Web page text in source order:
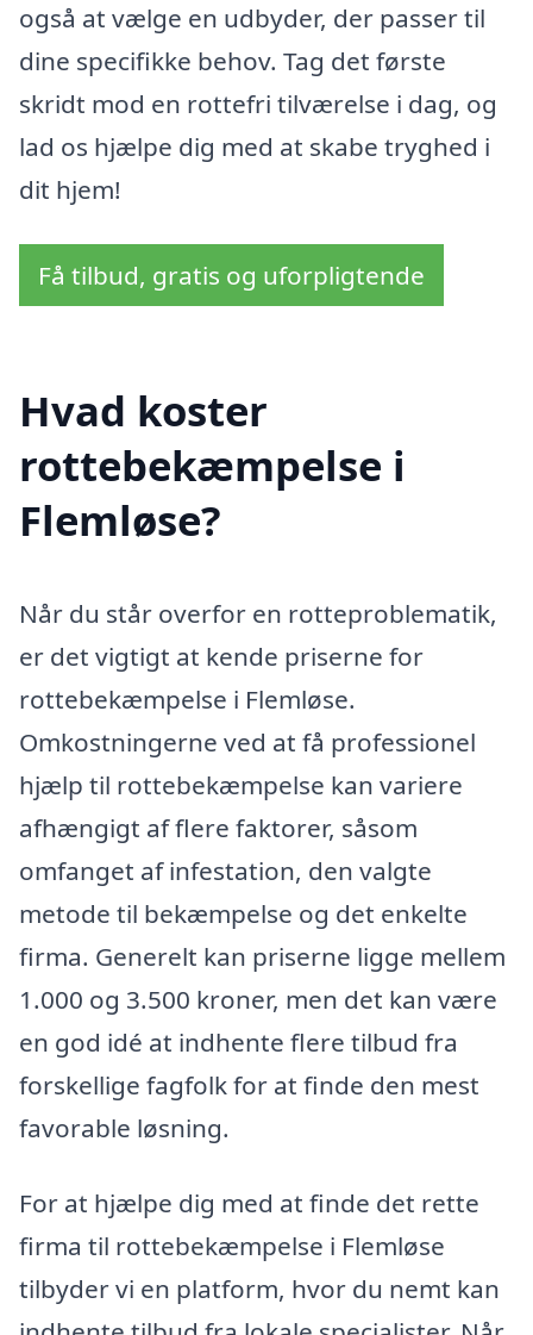
også at vælge en udbyder, der passer til
dine specifikke behov. Tag det første
skridt mod en rottefri tilværelse i dag, og
lad os hjælpe dig med at skabe tryghed i
dit hjem!
Få tilbud, gratis og uforpligtende
Hvad koster
rottebekæmpelse i
Flemløse?
Når du står overfor en rotteproblematik,
er det vigtigt at kende priserne for
rottebekæmpelse i Flemløse.
Omkostningerne ved at få professionel
hjælp til rottebekæmpelse kan variere
afhængigt af flere faktorer, såsom
omfanget af infestation, den valgte
metode til bekæmpelse og det enkelte
firma. Generelt kan priserne ligge mellem
1.000 og 3.500 kroner, men det kan være
en god idé at indhente flere tilbud fra
forskellige fagfolk for at finde den mest
favorable løsning.
For at hjælpe dig med at finde det rette
firma til rottebekæmpelse i Flemløse
tilbyder vi en platform, hvor du nemt kan